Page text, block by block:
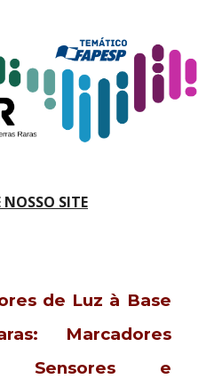
NOSSO SITE
de Luz à Base
Marcadores
Sensores e